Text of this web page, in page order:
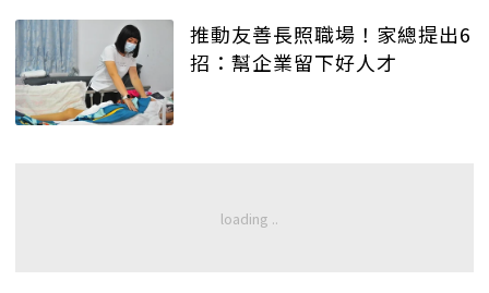
推動友善長照職場！家總提出6
招：幫企業留下好人才